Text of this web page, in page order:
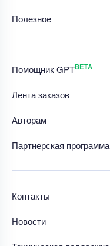
Полезное
Помощник GPTBETA
Лента заказов
Авторам
Партнерская программа
Контакты
Новости